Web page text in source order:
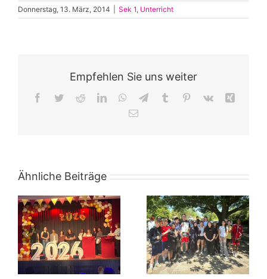
Donnerstag, 13. März, 2014 Sek 1, Unterricht
Empfehlen Sie uns weiter
Facebook
TwitterRedditLinkedInWhatsApp
TelegramTumblr Pinterest
Vk
E-
Ähnliche Beiträge